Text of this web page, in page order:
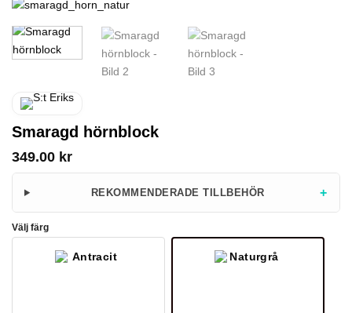
Smaragd hörnblock
349.00 kr
REKOMMENDERADE TILLBEHÖR +
Välj färg